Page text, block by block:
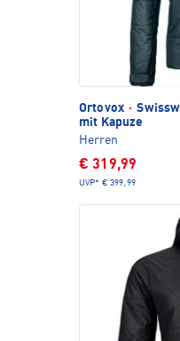
Ortovox ·
mit Kapuze
Herren
€ 319,99
UVP* € 399,99